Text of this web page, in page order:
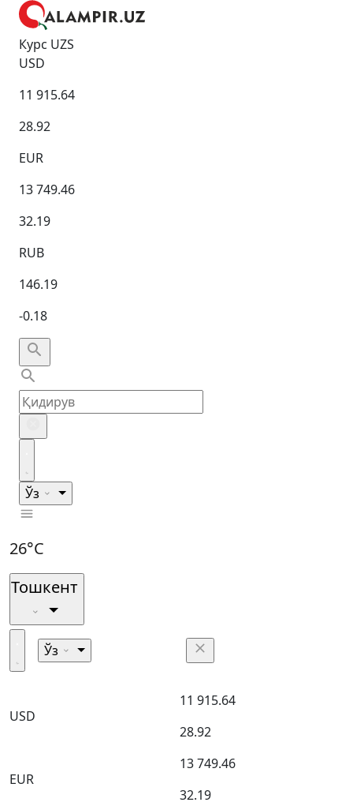
Курс UZS
USD
11 915.64
28.92
EUR
13 749.46
32.19
RUB
146.19
-0.18
Ўз
26°C
Тошкент
Ўз
USD
11 915.64
28.92
EUR
13 749.46
32.19